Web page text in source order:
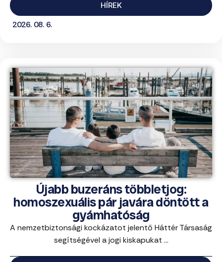
HÍREK
2026. 08. 6.
Újabb buzeráns többletjog:
homoszexuális pár javára döntött a
gyámhatóság
A nemzetbiztonsági kockázatot jelentő Háttér Társaság
segítségével a jogi kiskapukat ...